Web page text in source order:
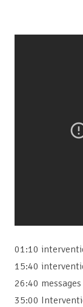
01:10
15:40
26:40
35:00